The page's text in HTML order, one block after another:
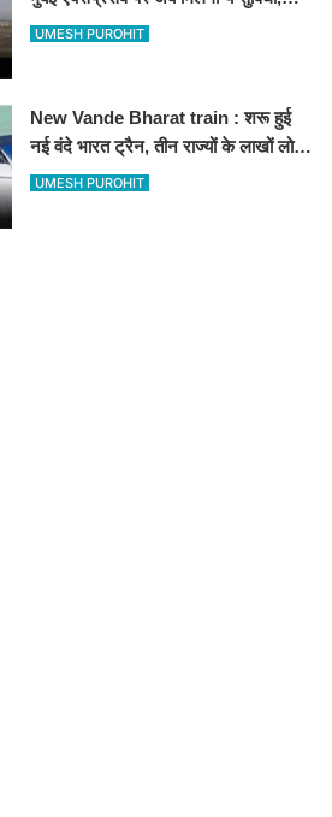
हेलीकॉप्टर सर्विस से तुरंत घायल पहुंचेगा
UMESH PUROHIT
New Vande Bharat train : शरू हुई
नई वंदे भारत ट्रैन, तीन राज्यों के लाखों लोगों
का सफर होगा आसान, देखें पूरा रूटमैप
UMESH PUROHIT